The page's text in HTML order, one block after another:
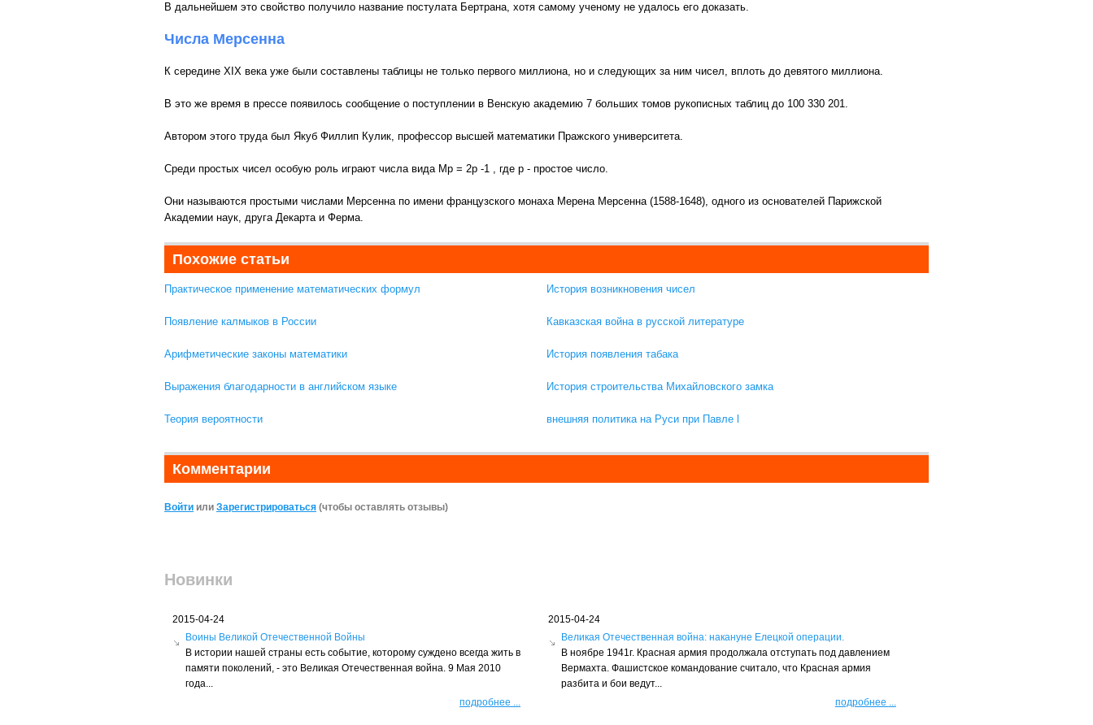
В дальнейшем это свойство получило название постулата Бертрана, хотя самому ученому не удалось его доказать.
Числа Мерсенна
К середине XIX века уже были составлены таблицы не только первого миллиона, но и следующих за ним чисел, вплоть до девятого миллиона.
В это же время в прессе появилось сообщение о поступлении в Венскую академию 7 больших томов рукописных таблиц до 100 330 201.
Автором этого труда был Якуб Филлип Кулик, профессор высшей математики Пражского университета.
Среди простых чисел особую роль играют числа вида Мр = 2р -1 , где р - простое число.
Они называются простыми числами Мерсенна по имени французского монаха Мерена Мерсенна (1588-1648), одного из основателей Парижской
Академии наук, друга Декарта и Ферма.
Похожие статьи
Практическое применение математических формул
Появление калмыков в России
Арифметические законы математики
Выражения благодарности в английском языке
Теория вероятности
История возникновения чисел
Кавказская война в русской литературе
История появления табака
История строительства Михайловского замка
внешняя политика на Руси при Павле l
Комментарии
Войти или Зарегистрироваться (чтобы оставлять отзывы)
Новинки
2015-04-24
Воины Великой Отечественной Войны
В истории нашей страны есть событие, которому суждено всегда жить в
памяти поколений, - это Великая Отечественная война. 9 Мая 2010
года...
подробнее ...
2015-04-24
Великая Отечественная война: накануне Елецкой операции.
В ноябре 1941г. Красная армия продолжала отступать под давлением
Вермахта. Фашистское командование считало, что Красная армия
разбита и бои ведут...
подробнее ...